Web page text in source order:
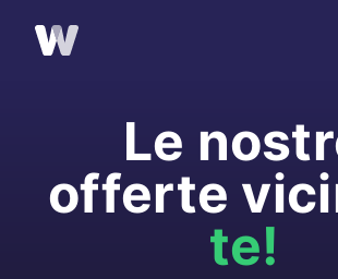
Le
offerte
te!